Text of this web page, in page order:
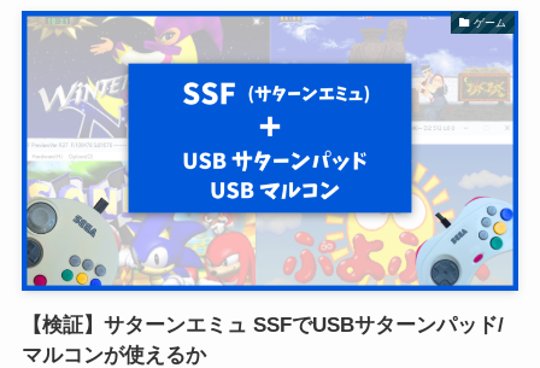
ゲーム
【検証】サターンエミュ SSFでUSBサターンパッド/
マルコンが使えるか